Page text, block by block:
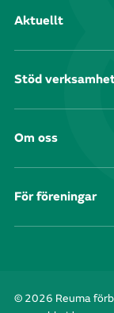
Aktuellt
Stöd
Om oss
För föreningar
© 2026 Reuma